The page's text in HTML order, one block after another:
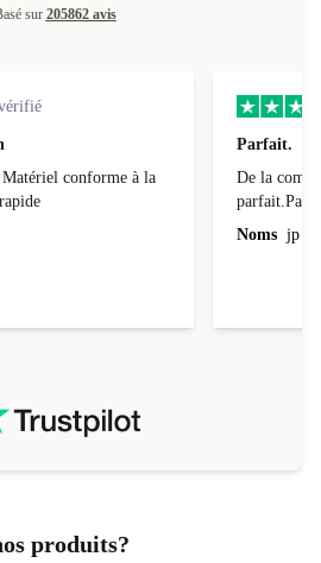
sur 205862 avis
conforme à la
Parfait.
De la
Noms jp
produits?